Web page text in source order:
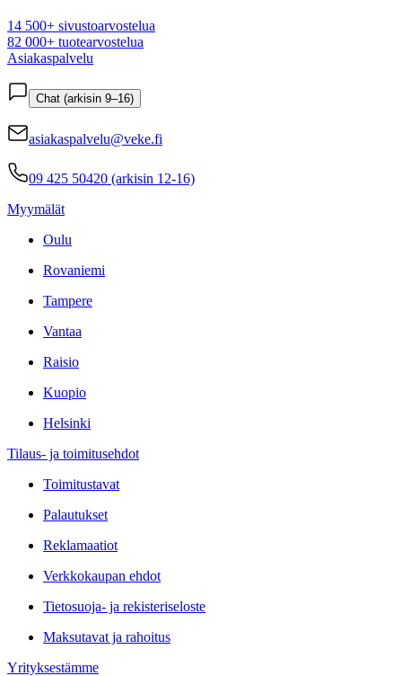
14 500+ sivustoarvostelua
82 000+ tuotearvostelua
Asiakaspalvelu
Chat (arkisin 9–16)
asiakaspalvelu@veke.fi
09 425 50420 (arkisin 12-16)
Myymälät
Oulu
Rovaniemi
Tampere
Vantaa
Raisio
Kuopio
Helsinki
Tilaus- ja toimitusehdot
Toimitustavat
Palautukset
Reklamaatiot
Verkkokaupan ehdot
Tietosuoja- ja rekisteriseloste
Maksutavat ja rahoitus
Yrityksestämme